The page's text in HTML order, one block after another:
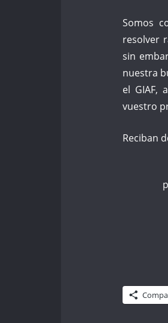
Somos
resolver
sin
nuestra
el GIAF,
vuestro
Reciban